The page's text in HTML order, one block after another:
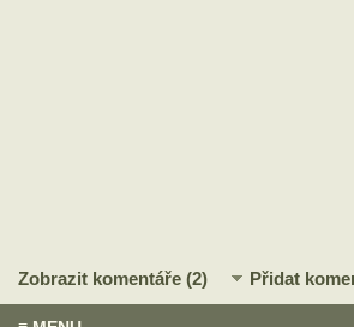
Zobrazit komentáře (2) Přidat